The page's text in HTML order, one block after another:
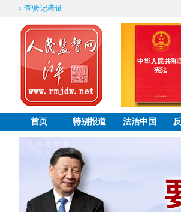
查验记者证
首页 特别报道 法治中国